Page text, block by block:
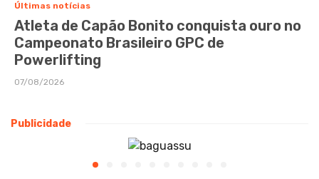
Últimas notícias
Atleta de Capão Bonito conquista ouro no
Campeonato Brasileiro GPC de
Powerlifting
07/08/2026
Publicidade